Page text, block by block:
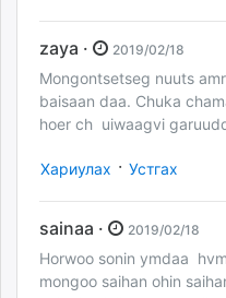
zaya · 2019/02/18
Mongontsetseg nuuts
baisaan daa. Chuka
hoer ch uiwaagvi
Хариулах · Устгах
sainaa · 2019/02/18
Horwoo sonin ymdaa
mongoo saihan ohin